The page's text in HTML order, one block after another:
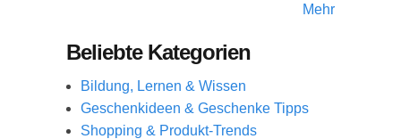
Mehr
Beliebte Kategorien
Bildung, Lernen & Wissen
Geschenkideen & Geschenke Tipps
Shopping & Produkt-Trends